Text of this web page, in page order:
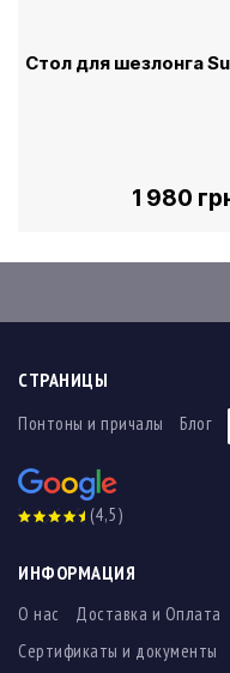
Стол для шезлонга
1 980
СТРАНИЦЫ
Понтоны и причалы Блог
(4,5)
ИНФОРМАЦИЯ
О нас Доставка и Оплата
Сертификаты и документы